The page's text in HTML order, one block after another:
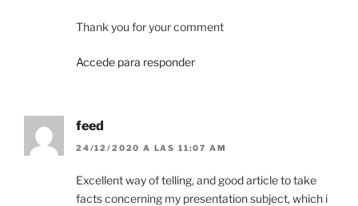
Thank you for your comment
Accede para responder
feed
24/12/2020 A LAS 11:07 AM
Excellent way of telling, and good article to take
facts concerning my presentation subject, which i